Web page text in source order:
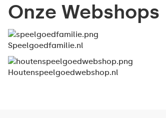
Onze Webshops
Speelgoedfamilie.nl
Houtenspeelgoedwebshop.nl